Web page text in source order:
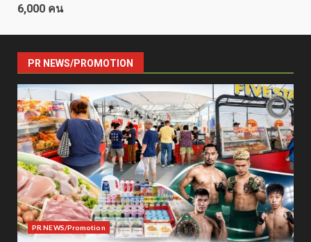
6,000 คน
PR NEWS/PROMOTION
PR NEWS/Promotion